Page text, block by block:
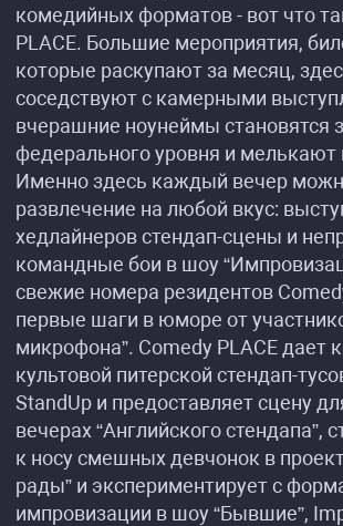
комедийных форматов - вот что
PLACE. Большие мероприятия,
которые раскупают за месяц,
соседствуют с камерными
вчерашние ноунеймы становятся
федерального уровня и мелькают
Именно здесь каждый вечер
развлечение на любой вкус:
хедлайнеров стендап-сцены и
командные бои в шоу
свежие номера резидентов
первые шаги в юморе от
микрофона”. Comedy PLACE дает
культовой питерской стендап-
StandUp и предоставляет сцену
вечерах “Английского стендапа”,
к носу смешных девчонок в
рады” и экспериментирует с
импровизации в шоу “Бывшие”,